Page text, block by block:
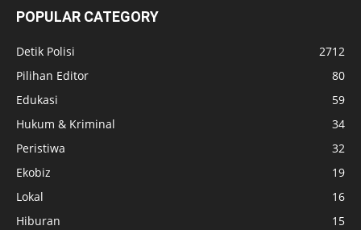
POPULAR CATEGORY
Detik Polisi
2712
Pilihan Editor
80
Edukasi
59
Hukum & Kriminal
34
Peristiwa
32
Ekobiz
19
Lokal
16
Hiburan
15